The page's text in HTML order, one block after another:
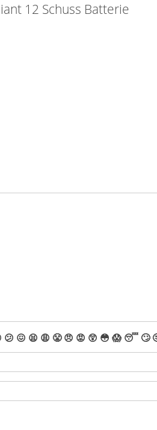
12 Schuss Batterie
😕 😖 😫 😩 😤 😠 😡 😲 😳 😱 😴 🙄